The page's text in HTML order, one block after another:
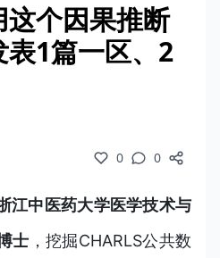
个因果推断
1篇一区、2
0 0
江中医药大学医学技术与
士 ，挖掘CHARLS公共数